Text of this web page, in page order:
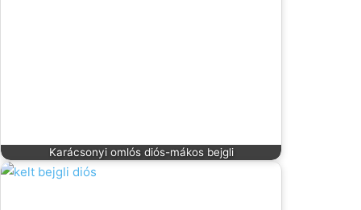
Karácsonyi omlós diós-mákos bejgli